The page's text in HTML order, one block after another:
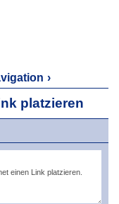
platzieren